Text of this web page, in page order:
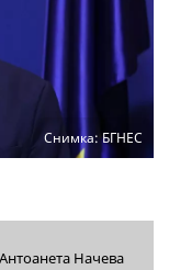
Снимка: БГНЕС
Антоанета Начева